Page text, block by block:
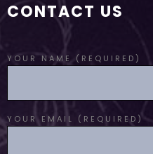
CONTACT US
YOUR NAME (REQUIRED)
YOUR EMAIL (REQUIRED)